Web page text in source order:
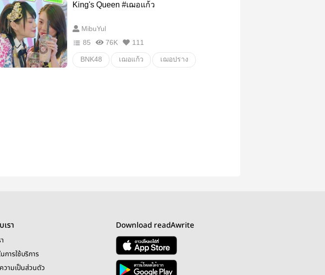
King's Queen #เฌอแก้ว
MibuYul
85
76K 111
BNK48 เฌอแก้ว เฌอปราง
รา
การใช้บริการ
วามเป็นส่วนตัว
Download readAwrite